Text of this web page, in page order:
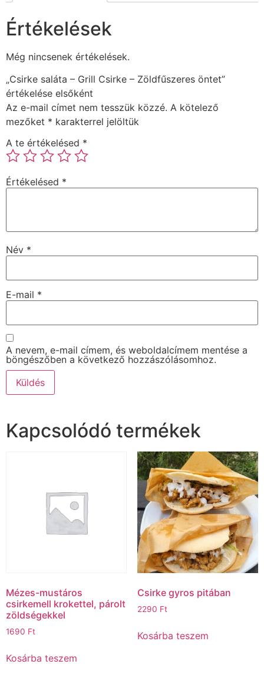
Értékelések
Még nincsenek értékelések.
„Csirke saláta – Grill Csirke – Zöldfűszeres öntet”
értékelése elsőként
Az e-mail címet nem tesszük közzé. A kötelező
mezőket * karakterrel jelöltük
A te értékelésed *
Értékelésed *
Név *
E-mail *
A nevem, e-mail címem, és weboldalcímem mentése a
böngészőben a következő hozzászólásomhoz.
Kapcsolódó termékek
Mézes-mustáros
csirkemell krokettel, párolt
zöldségekkel
1690 Ft
Kosárba teszem
Csirke gyros pitában
2290 Ft
Kosárba teszem